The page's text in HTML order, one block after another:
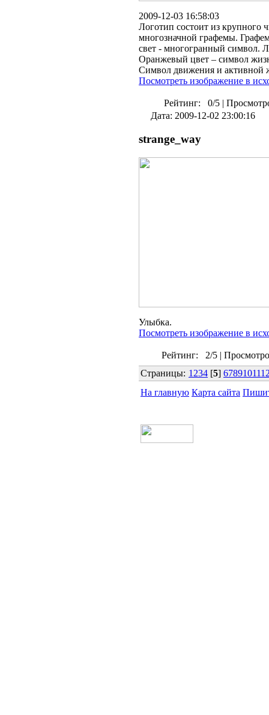
2009-12-03 16:58:03
Логотип состоит из крупного
многозначной графемы.
свет - многогранный символ.
Оранжевый цвет – символ
Символ движения и активной
Посмотреть изображение в
Рейтинг: 0/5 |
Дата: 2009-12-02 23:00:16
strange_way
Улыбка.
Посмотреть изображение в
Рейтинг: 2/5 |
Страницы: 1 234 [5] 67891011
На главную Карта сайта